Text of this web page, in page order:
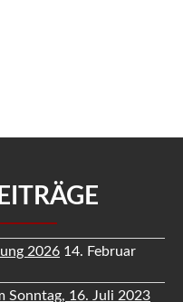
2026 14. Februar
Sonntag, 16. Juli 2023